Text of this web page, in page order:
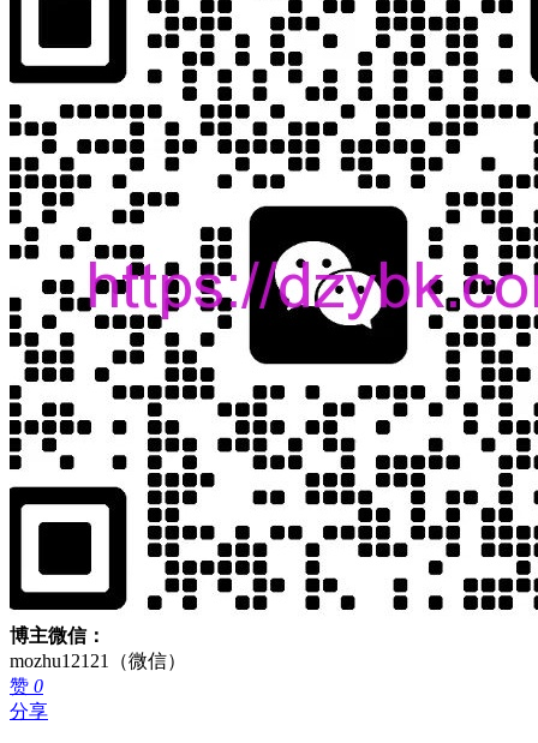
博主微信：
mozhu12121（微信）
赞 0
分享